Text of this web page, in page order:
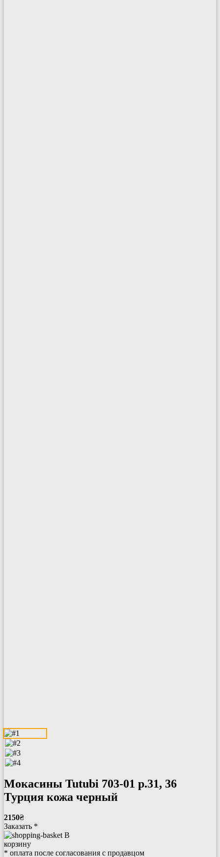
Мокасины Tutubi 703-01 р.31, 36
Турция кожа черный
2150₴
Заказать *
В
корзину
* оплата после согласования с продавцом